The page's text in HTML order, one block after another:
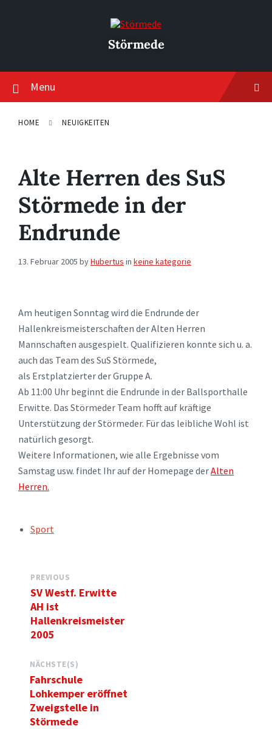
Störmede
Menu
HOME NEUIGKEITEN
Alte Herren des SuS
Störmede in der
Endrunde
13. Februar 2005 byHubertus in keine kategorie
Am heutigen Sonntag wird die Endrunde der
Hallenkreismeisterschaften der Alten Herren
Mannschaften ausgespielt. Qualifizieren konnte sich u. a.
auch das Team des SuS Störmede,
als Erstplatzierter der Gruppe A.
Ab 11:00 Uhr beginnt die Endrunde in der Ballsporthalle
Erwitte. Das Störmeder Team hofft auf kräftige
Unterstützung der Störmeder. Für das leibliche Wohl ist
natürlich gesorgt.
Weitere Informationen, wie alle Ergebnisse vom
Samstag usw. findet Ihr auf der Homepage derAlten
Herren.
TAGS:Sport
PREVIOUS
SV Westf. Erwitte
AH ist
Hallenkreismeister
2005
NÄCHSTE(S)
Fahrschule
Lohkemper eröffnet
Zweigstelle in
Störmede